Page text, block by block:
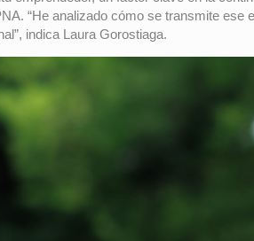
“He analizado cómo se transmite
indica Laura Gorostiaga.